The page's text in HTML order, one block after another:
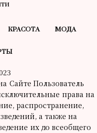
КРАСОТA МОДА
Сайте Пользователь
права на
распространение,
а также на
их до всеобщего